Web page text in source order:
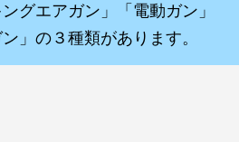
ングエアガン」「電動ガン」
ン」の３種類があります。